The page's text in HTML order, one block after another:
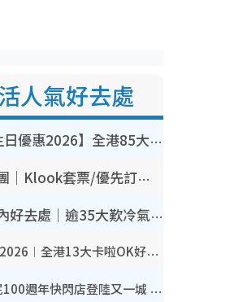
人氣好去處
【8月生日優惠2026】全港85大食買玩著數攻略 自助餐/火鍋放題同行免費＋誠品/DONKI送現金券
人夫集團｜Klook套票/優先訂票/公開發售搶飛攻略！附票價.購票連結.場地座位表
香港室內好去處｜逾35大歎冷氣室內好去處推介 室內活動免費避雨無懼落雨
唱K推介2026︱全港13大卡啦OK好去處！最平$36起 日文K都有！(附地址+收費詳情)
小熊維尼100週年快閃店登陸又一城 重現百畝森林經典場景／獨家限定盲盒登場／專屬DIY香水